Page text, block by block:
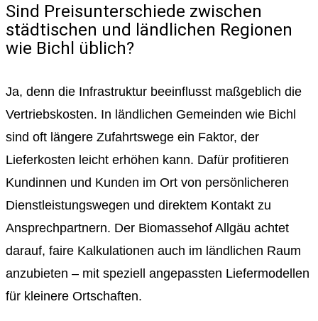
Sind Preisunterschiede zwischen
städtischen und ländlichen Regionen
wie Bichl üblich?
Ja, denn die Infrastruktur beeinflusst maßgeblich die
Vertriebskosten. In ländlichen Gemeinden wie Bichl
sind oft längere Zufahrtswege ein Faktor, der
Lieferkosten leicht erhöhen kann. Dafür profitieren
Kundinnen und Kunden im Ort von persönlicheren
Dienstleistungswegen und direktem Kontakt zu
Ansprechpartnern. Der Biomassehof Allgäu achtet
darauf, faire Kalkulationen auch im ländlichen Raum
anzubieten – mit speziell angepassten Liefermodellen
für kleinere Ortschaften.